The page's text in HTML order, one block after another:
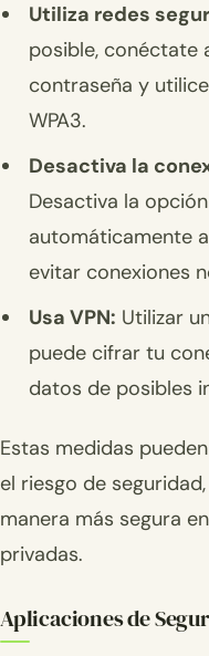
Utiliza redes
posible, conéctate
contraseña y
WPA3.
Desactiva la
Desactiva la
automáticamente
evitar conexiones
Usa VPN: Utilizar
puede cifrar tu
datos de posibles
Estas medidas
el riesgo de
manera más segura
privadas.
Aplicaciones de